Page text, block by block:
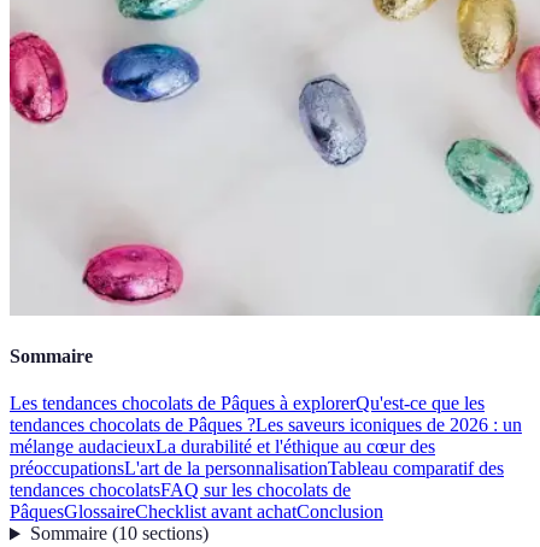
Sommaire
Les tendances chocolats de Pâques à explorerQu'est-ce que les
tendances chocolats de Pâques ?Les saveurs iconiques de 2026 : un
mélange audacieuxLa durabilité et l'éthique au cœur des
préoccupationsL'art de la personnalisationTableau comparatif des
tendances chocolatsFAQ sur les chocolats de
PâquesGlossaireChecklist avant achatConclusion
Sommaire(10 sections)